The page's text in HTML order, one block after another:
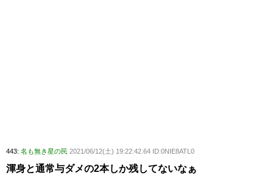
443: 名も無き星の民 2021/06/12(土) 19:22:42.64 ID:0NIE8ATL0
渾身と通常与ダメの2本しか残してないなぁ